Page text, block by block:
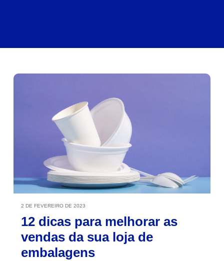
2 DE FEVEREIRO DE 2023
12 dicas para melhorar as
vendas da sua loja de
embalagens